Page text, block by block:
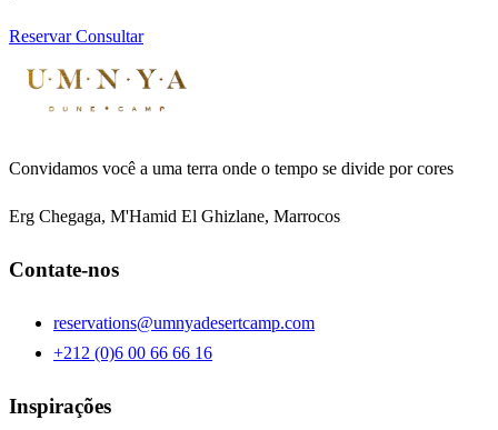
ReservarConsultar
Convidamos você a uma terra onde o tempo se divide por cores
Erg Chegaga, M'Hamid El Ghizlane, Marrocos
Contate-nos
reservations@umnyadesertcamp.com
+212 (0)6 00 66 66 16
Inspirações